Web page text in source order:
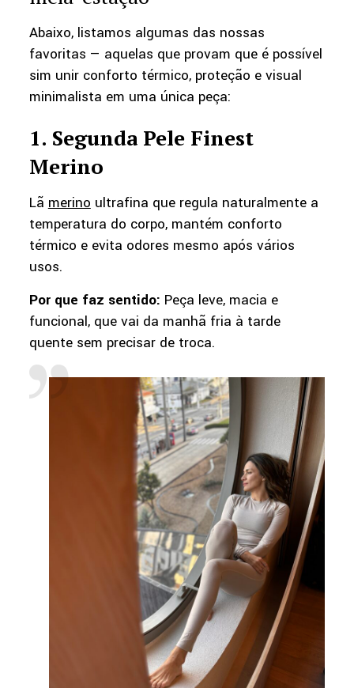
Abaixo, listamos algumas das nossas
favoritas — aquelas que provam que é possível
sim unir conforto térmico, proteção e visual
minimalista em uma única peça:
1. Segunda Pele Finest
Merino
Lã merino ultrafina que regula naturalmente a
temperatura do corpo, mantém conforto
térmico e evita odores mesmo após vários
usos.
Por que faz sentido: Peça leve, macia e
funcional, que vai da manhã fria à tarde
quente sem precisar de troca.